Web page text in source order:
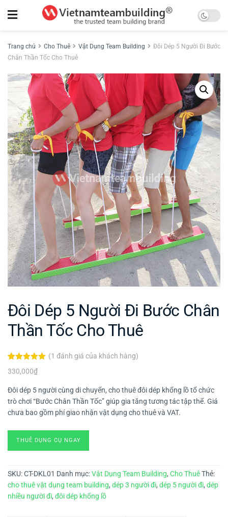
Trang chủ Cho Thuê Vật Dụng Team Building
Đôi Dép 5 Người Đi Bước
Chân Thần Tốc Cho Thuê
Đôi Dép 5 Người Đi Bước Chân
Thần Tốc Cho Thuê
dựa trên
(1 đánh giá của khách hàng)
330,000₫
Đôi dép 5 người cùng di chuyển, cho thuê đôi dép khổng lồ tổ chức
trò chơi “Bước Chân Thần Tốc” giúp gia tăng tương tác tập thể. Giá
chưa bao gồm phí giao nhận vật dụng cho thuê và VAT.
THUÊ DỤNG CỤ NGAY
SKU:CT-DKL01 Danh mục:Vật Dụng Team Building, Cho ThuêThẻ:
cho thuê vật dụng team building, dép 3 người đi, dép 5 người đi, dép
nhiều người đi, đôi dép khổng lồ